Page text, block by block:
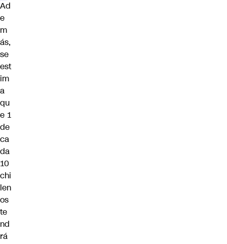
Ad
e
m
ás,
se
est
im
a
qu
e 1
de
ca
da
10
chi
len
os
te
nd
rá